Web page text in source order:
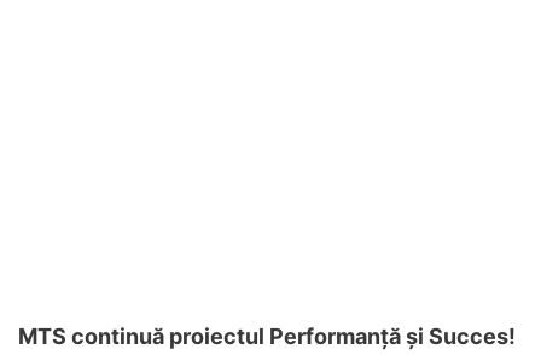
MTS continuă proiectul Performanță și Succes!